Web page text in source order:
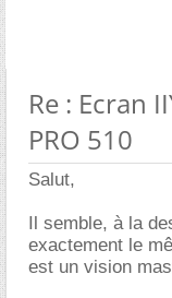
Re : Ecran
PRO 510
Salut,
Il semble, à la
exactement le
est un vision